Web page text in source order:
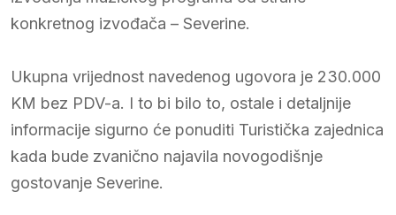
konkretnog izvođača – Severine.
Ukupna vrijednost navedenog ugovora je 230.000
KM bez PDV-a. I to bi bilo to, ostale i detaljnije
informacije sigurno će ponuditi Turistička zajednica
kada bude zvanično najavila novogodišnje
gostovanje Severine.